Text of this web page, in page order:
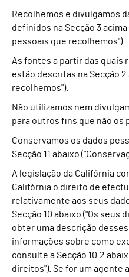
Recolhemos e divulgamos
definidos na Secção 3
pessoais que recolhemos").
As fontes a partir das quais
estão descritas na Secção 2
recolhemos").
Não utilizamos nem
para outros fins que não os
Conservamos os dados
Secção 11 abaixo
A legislação da Califórnia
Califórnia o direito de
relativamente aos seus
Secção 10 abaixo ("Os seus
obter uma descrição
informações sobre como
consulte a Secção 10.2
direitos"). Se for um agente